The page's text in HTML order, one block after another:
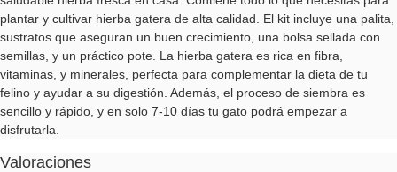
plantar y cultivar hierba gatera de alta calidad. El kit incluye una palita,
sustratos que aseguran un buen crecimiento, una bolsa sellada con
semillas, y un práctico pote. La hierba gatera es rica en fibra,
vitaminas, y minerales, perfecta para complementar la dieta de tu
felino y ayudar a su digestión. Además, el proceso de siembra es
sencillo y rápido, y en solo 7-10 días tu gato podrá empezar a
disfrutarla.
Valoraciones